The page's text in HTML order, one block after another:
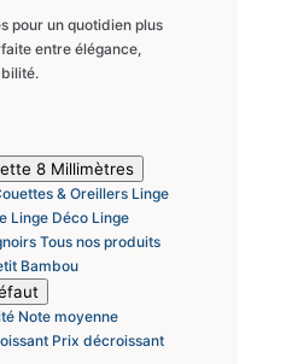
pour un quotidien plus
entre élégance,
8 Millimètres
& Oreillers Linge
Linge Déco Linge
Tous nos produits
Bambou
Note moyenne
Prix décroissant